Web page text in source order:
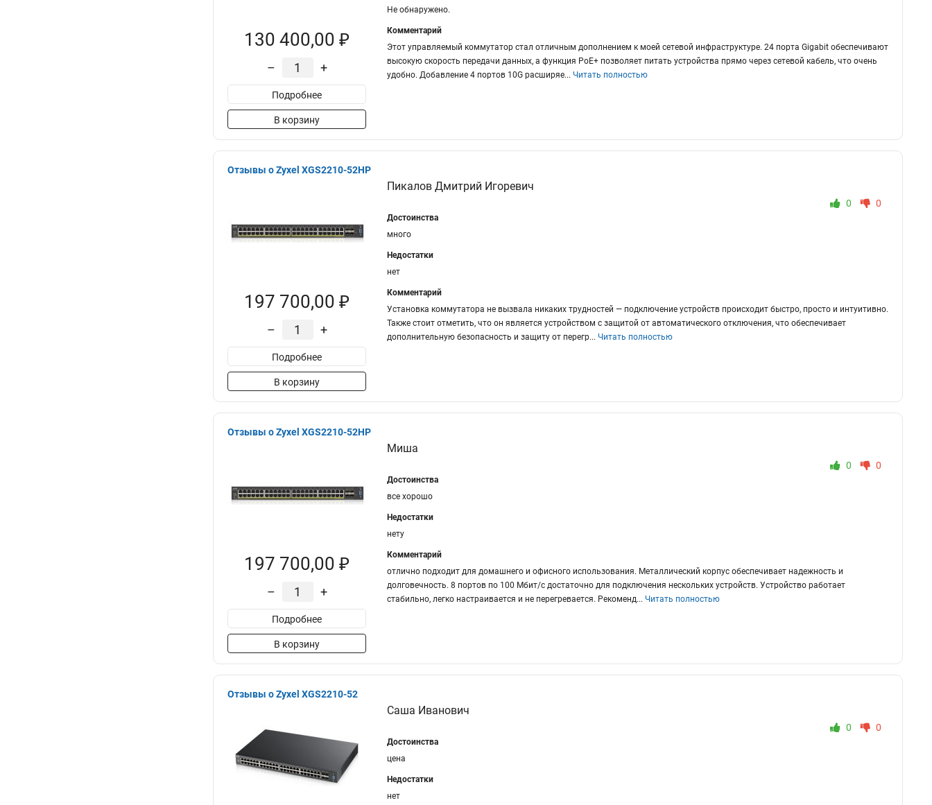
130 400,00 ₽
– +
Подробнее
В корзину
Не обнаружено.
Комментарий
Этот управляемый коммутатор стал отличным дополнением к моей сетевой инфраструктуре. 24 порта Gigabit обеспечивают
высокую скорость передачи данных, а функция PoE+ позволяет питать устройства прямо через сетевой кабель, что очень
удобно. Добавление 4 портов 10G расширяе... Читать полностью
Отзывы о Zyxel XGS2210-52HP
197 700,00 ₽
– +
Подробнее
В корзину
Пикалов Дмитрий Игоревич
0 0
Достоинства
много
Недостатки
нет
Комментарий
Установка коммутатора не вызвала никаких трудностей — подключение устройств происходит быстро, просто и интуитивно.
Также стоит отметить, что он является устройством с защитой от автоматического отключения, что обеспечивает
дополнительную безопасность и защиту от перегр... Читать полностью
Отзывы о Zyxel XGS2210-52HP
197 700,00 ₽
– +
Подробнее
В корзину
Миша
0 0
Достоинства
все хорошо
Недостатки
нету
Комментарий
отлично подходит для домашнего и офисного использования. Металлический корпус обеспечивает надежность и
долговечность. 8 портов по 100 Мбит/с достаточно для подключения нескольких устройств. Устройство работает
стабильно, легко настраивается и не перегревается. Рекоменд... Читать полностью
Отзывы о Zyxel XGS2210-52
Саша Иванович
0 0
Достоинства
цена
Недостатки
нет